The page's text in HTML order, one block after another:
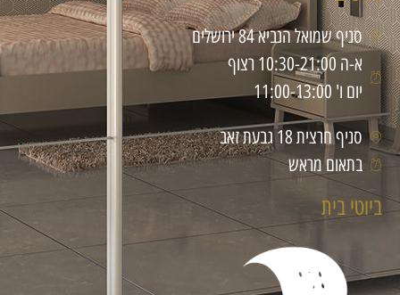
סניף שמואל הנביא 84 ירושלים
א-ה 10:30-21:00 רצוף
יום ו' 11:00-13:00
סניף חרצית 18 גבעת זאב
בתאום מראש
ביוטי בית